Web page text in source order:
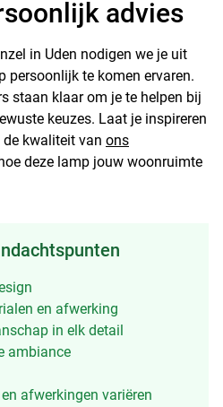
advies
in Uden nodigen we je uit
persoonlijk te komen ervaren.
staan klaar om je te helpen bij
keuzes. Laat je inspireren
kwaliteit van ons
deze lamp jouw woonruimte
en afwerking
in elk detail
ambiance
afwerkingen variëren